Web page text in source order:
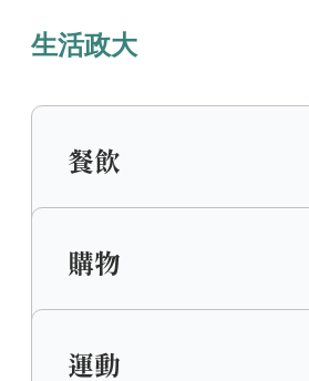
生活政大
餐飲
餐盒、日式料理和美式漢堡等
樓、行政大樓、學生宿舍等大
喜好味！
購物
鏡、影印、乾洗衣在校園內都
運動